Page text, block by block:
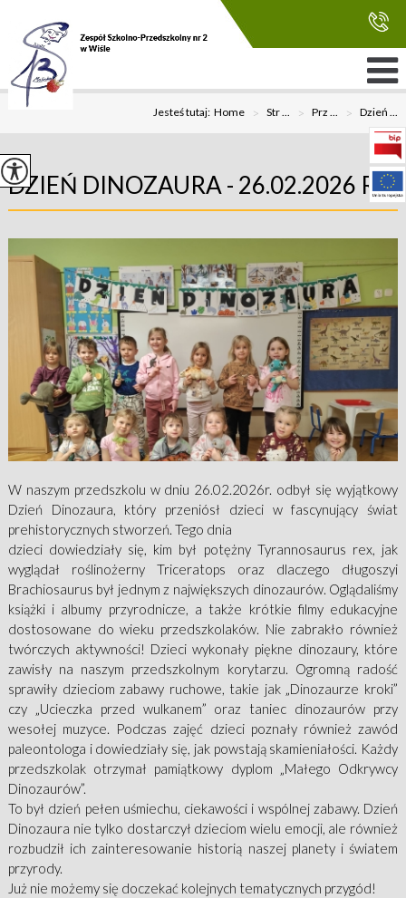
Jesteś tutaj:Home > Str ... > Prz ... > Dzień ...
DZIEŃ DINOZAURA - 26.02.2026 R.
W naszym przedszkolu w dniu 26.02.2026r. odbył się wyjątkowy
Dzień Dinozaura, który przeniósł dzieci w fascynujący świat
prehistorycznych stworzeń. Tego dnia
dzieci dowiedziały się, kim był potężny Tyrannosaurus rex, jak
wyglądał roślinożerny Triceratops oraz dlaczego długoszyi
Brachiosaurus był jednym z największych dinozaurów. Oglądaliśmy
książki i albumy przyrodnicze, a także krótkie filmy edukacyjne
dostosowane do wieku przedszkolaków. Nie zabrakło również
twórczych aktywności! Dzieci wykonały piękne dinozaury, które
zawisły na naszym przedszkolnym korytarzu. Ogromną radość
sprawiły dzieciom zabawy ruchowe, takie jak „Dinozaurze kroki”
czy „Ucieczka przed wulkanem” oraz taniec dinozaurów przy
wesołej muzyce. Podczas zajęć dzieci poznały również zawód
paleontologa i dowiedziały się, jak powstają skamieniałości. Każdy
przedszkolak otrzymał pamiątkowy dyplom „Małego Odkrywcy
Dinozaurów”.
To był dzień pełen uśmiechu, ciekawości i wspólnej zabawy. Dzień
Dinozaura nie tylko dostarczył dzieciom wielu emocji, ale również
rozbudził ich zainteresowanie historią naszej planety i światem
przyrody.
Już nie możemy się doczekać kolejnych tematycznych przygód!